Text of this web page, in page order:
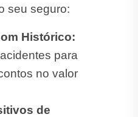
seu seguro:
Histórico:
para
no valor
de